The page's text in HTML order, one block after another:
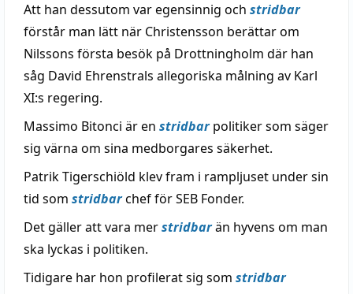
Att han dessutom var egensinnig och stridbar
förstår man lätt när Christensson berättar om
Nilssons första besök på Drottningholm där han
såg David Ehrenstrals allegoriska målning av Karl
XI:s regering.
Massimo Bitonci är en stridbarpolitiker som säger
sig värna om sina medborgares säkerhet.
Patrik Tigerschiöld klev fram i rampljuset under sin
tid som stridbarchef för SEB Fonder.
Det gäller att vara merstridbarän hyvens om man
ska lyckas i politiken.
Tidigare har hon profilerat sig som stridbar